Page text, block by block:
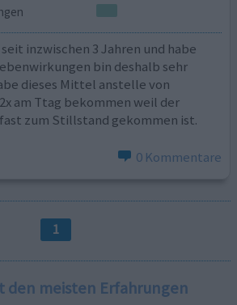
inzwischen 3 Jahren und habe
bin deshalb sehr
dieses Mittel anstelle von
am Ttag bekommen weil der
zum Stillstand gekommen ist.
0 Kommentare
1
den meisten Erfahrungen